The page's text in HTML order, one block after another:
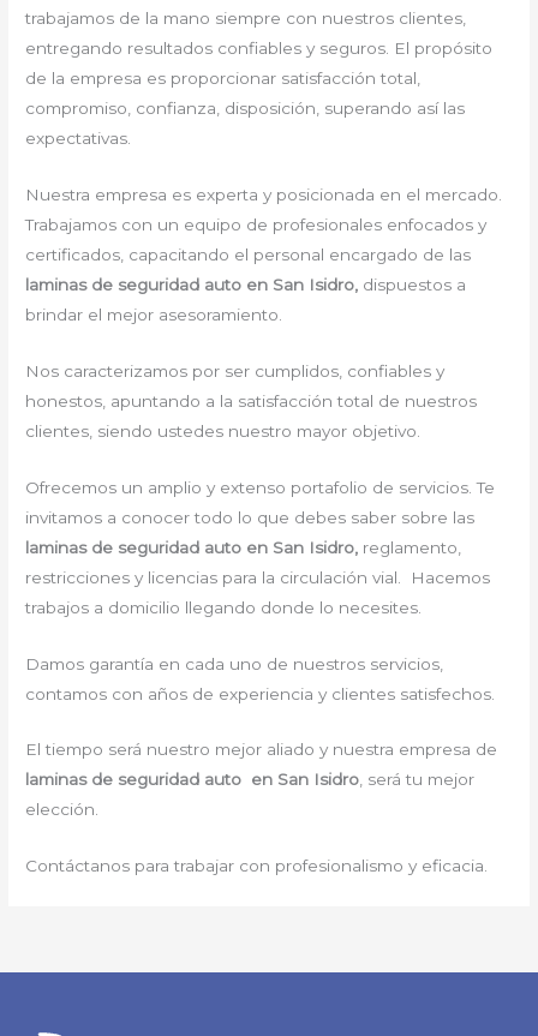
trabajamos de la mano siempre con nuestros clientes,
entregando resultados confiables y seguros. El propósito
de la empresa es proporcionar satisfacción total,
compromiso, confianza, disposición, superando así las
expectativas.
Nuestra empresa es experta y posicionada en el mercado.
Trabajamos con un equipo de profesionales enfocados y
certificados, capacitando el personal encargado de las
laminas de seguridad auto en San Isidro, dispuestos a
brindar el mejor asesoramiento.
Nos caracterizamos por ser cumplidos, confiables y
honestos, apuntando a la satisfacción total de nuestros
clientes, siendo ustedes nuestro mayor objetivo.
Ofrecemos un amplio y extenso portafolio de servicios. Te
invitamos a conocer todo lo que debes saber sobre las
laminas de seguridad auto en San Isidro, reglamento,
restricciones y licencias para la circulación vial. Hacemos
trabajos a domicilio llegando donde lo necesites.
Damos garantía en cada uno de nuestros servicios,
contamos con años de experiencia y clientes satisfechos.
El tiempo será nuestro mejor aliado y nuestra empresa de
laminas de seguridad auto en San Isidro, será tu mejor
elección.
Contáctanos para trabajar con profesionalismo y eficacia.